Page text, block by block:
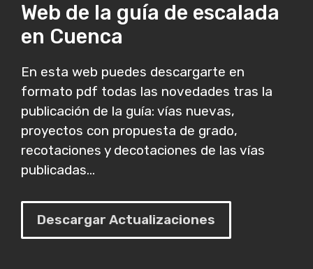
Web de la guía de escalada
en Cuenca
En esta web puedes descargarte en
formato pdf todas las novedades tras la
publicación de la guía: vías nuevas,
proyectos con propuesta de grado,
recotaciones y decotaciones de las vías
publicadas...
Descargar Actualizaciones